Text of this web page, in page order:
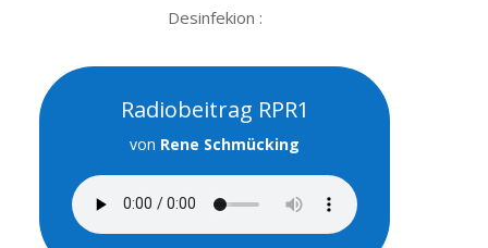
Desinfekion :
Radiobeitrag RPR1
von Rene Schmücking